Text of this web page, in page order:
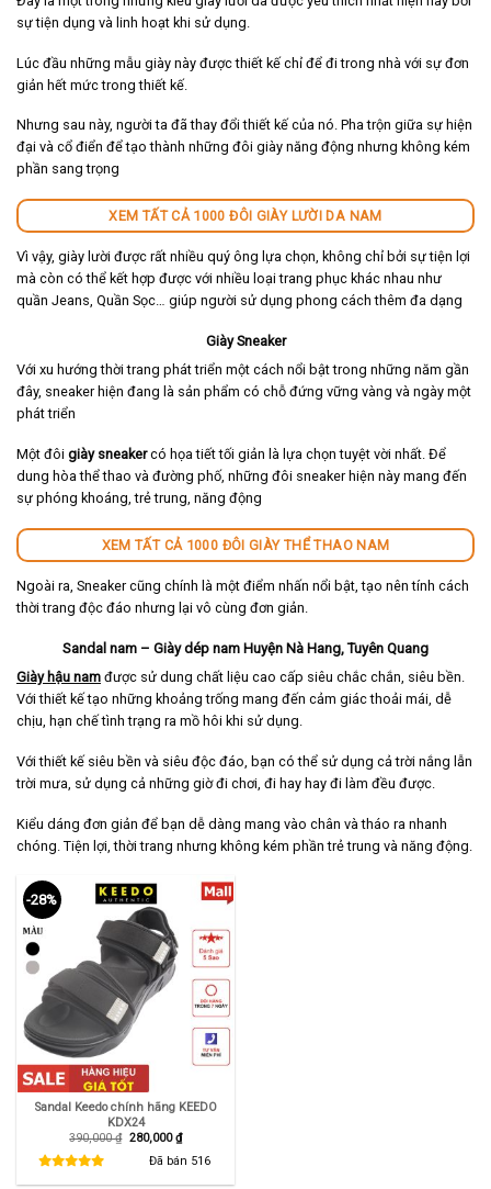
sự tiện dụng và linh hoạt khi sử dụng.
Lúc đầu những mẫu giày này được thiết kế chỉ để đi trong nhà với sự đơn
giản hết mức trong thiết kế.
Nhưng sau này, người ta đã thay đổi thiết kế của nó. Pha trộn giữa sự hiện
đại và cổ điển để tạo thành những đôi giày năng động nhưng không kém
phần sang trọng
XEM TẤT CẢ 1000 ĐÔI GIÀY LƯỜI DA NAM
Vì vậy, giày lười được rất nhiều quý ông lựa chọn, không chỉ bởi sự tiện lợi
mà còn có thể kết hợp được với nhiều loại trang phục khác nhau như
quần Jeans, Quần Sọc… giúp người sử dụng phong cách thêm đa dạng
Giày Sneaker
Với xu hướng thời trang phát triển một cách nổi bật trong những năm gần
đây, sneaker hiện đang là sản phẩm có chỗ đứng vững vàng và ngày một
phát triển
Một đôi giày sneakercó họa tiết tối giản là lựa chọn tuyệt vời nhất. Để
dung hòa thể thao và đường phố, những đôi sneaker hiện này mang đến
sự phóng khoáng, trẻ trung, năng động
XEM TẤT CẢ 1000 ĐÔI GIÀY THỂ THAO NAM
Ngoài ra, Sneaker cũng chính là một điểm nhấn nổi bật, tạo nên tính cách
thời trang độc đáo nhưng lại vô cùng đơn giản.
Sandal nam – Giày dép nam Huyện Nà Hang, Tuyên Quang
Giày hậu nam được sử dung chất liệu cao cấp siêu chắc chắn, siêu bền.
Với thiết kế tạo những khoảng trống mang đến cảm giác thoải mái, dễ
chịu, hạn chế tình trạng ra mồ hôi khi sử dụng.
Với thiết kế siêu bền và siêu độc đáo, bạn có thể sử dụng cả trời nắng lẫn
trời mưa, sử dụng cả những giờ đi chơi, đi hay hay đi làm đều được.
Kiểu dáng đơn giản để bạn dễ dàng mang vào chân và tháo ra nhanh
chóng. Tiện lợi, thời trang nhưng không kém phần trẻ trung và năng động.
-28%
Sandal Keedo chính hãng KEEDO
KDX24
390,000₫ Giá
280,000₫Giá
hiện
tại
Đã bán 516